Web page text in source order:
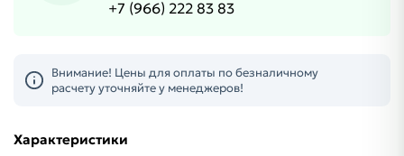
+7 (966) 222 83 83
Внимание! Цены для оплаты по безналичному
расчету уточняйте у менеджеров!
Характеристики